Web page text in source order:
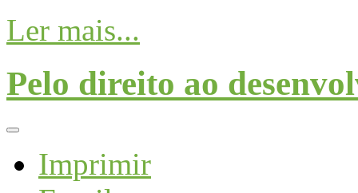
Ler mais...
Pelo direito ao
Imprimir